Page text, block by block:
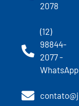
2078
(12)
98844-
2077 -
WhatsApp